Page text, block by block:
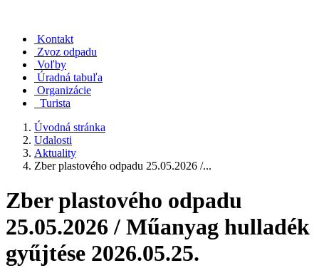
Kontakt
Zvoz odpadu
Voľby
Úradná tabuľa
Organizácie
Turista
Úvodná stránka
Udalosti
Aktuality
Zber plastového odpadu 25.05.2026 /...
Zber plastového odpadu
25.05.2026 / Műanyag hulladék
gyűjtése 2026.05.25.